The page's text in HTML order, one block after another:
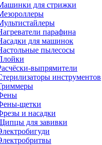
для стрижки
парафина
для машинок
пылесосы
выпрямители
инструментов
щетки
и насадки
для завивки